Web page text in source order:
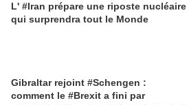
L' #Iran prépare une riposte nucléaire
qui surprendra tout le Monde
Gibraltar rejoint #Schengen :
comment le #Brexit a fini par